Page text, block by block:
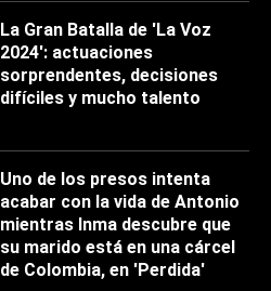
La Gran Batalla de 'La Voz
2024': actuaciones
sorprendentes, decisiones
difíciles y mucho talento
Uno de los presos intenta
acabar con la vida de Antonio
mientras Inma descubre que
su marido está en una cárcel
de Colombia, en 'Perdida'